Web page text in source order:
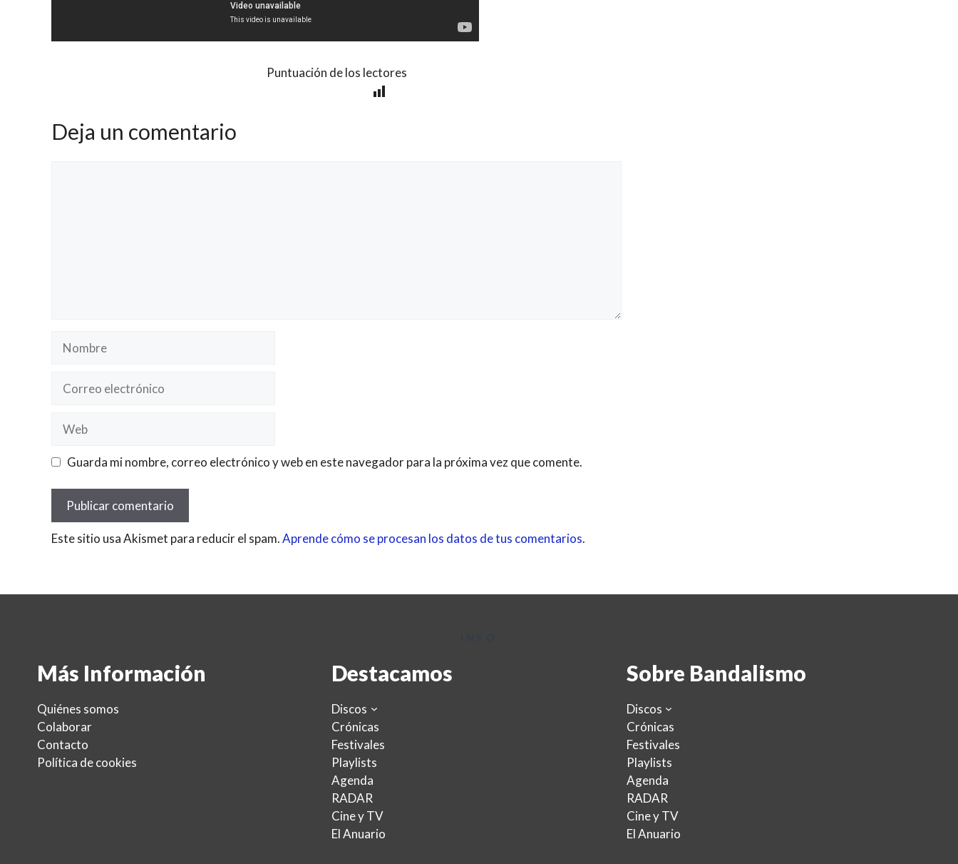
Puntuación de los lectores
Deja un comentario
electrónico
Guarda mi nombre, correo electrónico y web en este navegador para la próxima vez que comente.
Este sitio usa Akismet para reducir el spam.Aprende cómo se procesan los datos de tus comentarios.
Más Información
Quiénes somos
Colaborar
Contacto
Política de cookies
Destacamos
Discos
Crónicas
Festivales
Playlists
Agenda
RADAR
Cine y TV
El Anuario
Sobre Bandalismo
Discos
Crónicas
Festivales
Playlists
Agenda
RADAR
Cine y TV
El Anuario